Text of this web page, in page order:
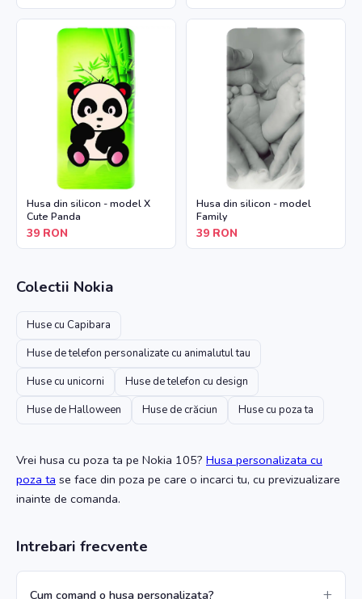
Husa din silicon - model X
Cute Panda
39 RON
Husa din silicon - model
Family
39 RON
Colectii Nokia
Huse cu Capibara
Huse de telefon personalizate cu animalutul tau
Huse cu unicorni
Huse de telefon cu design
Huse de Halloween
Huse de crăciun Huse cu poza ta
Vrei husa cu poza ta pe Nokia 105? Husa personalizata cu
poza ta se face din poza pe care o incarci tu, cu previzualizare
inainte de comanda.
Intrebari frecvente
Cum comand o husa personalizata?